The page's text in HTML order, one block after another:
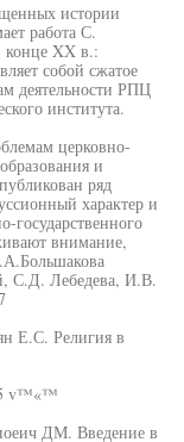
истории
работа С.
конце XX в.:
собой сжатое
деятельности РПЦ
института.
церковно-
и
ряд
характер и
государственного
внимание,
С.Д. Лебедева, И.В.
Е.С. Религия в
v™«™
ДМ. Введение в